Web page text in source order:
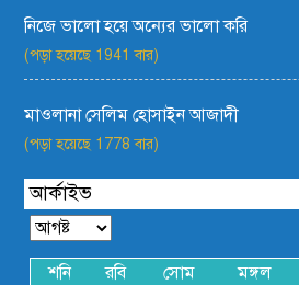
নিজে ভালো হয়ে অন্যের ভালো করি
(পড়া হয়েছে 1941 বার)
মাওলানা সেলিম হোসাইন আজাদী
(পড়া হয়েছে 1778 বার)
আর্কাইভ
শনি রবি সোম মঙ্গল